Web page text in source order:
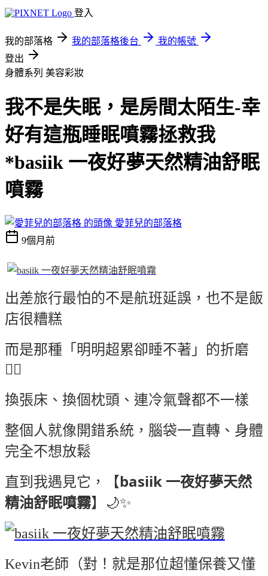
登入
我的部落格 我的部落格後台
我的帳號
登出
身體系列 美容彩妝
我不是失眠，是房間太陌生-幸
好有這瓶睡眠噴霧拯救我
*basiik 一夜好夢天然精油舒眠
噴霧
愛菲兒的部落格
9個月前
出差旅行最怕的不是航班延誤，也不是飯
店很糟糕
而是那種「明明超累卻睡不著」的折磨
😵‍💫
換張床、換個枕頭、連冷氣聲都不一樣
整個人就像開錯系統，腦袋一直轉、身體
完全不想放鬆
直到我遇見它，【basiik 一夜好夢天然
精油舒眠噴霧】🌙✨
Kevin老師（對！就是那位超懂保養又懂